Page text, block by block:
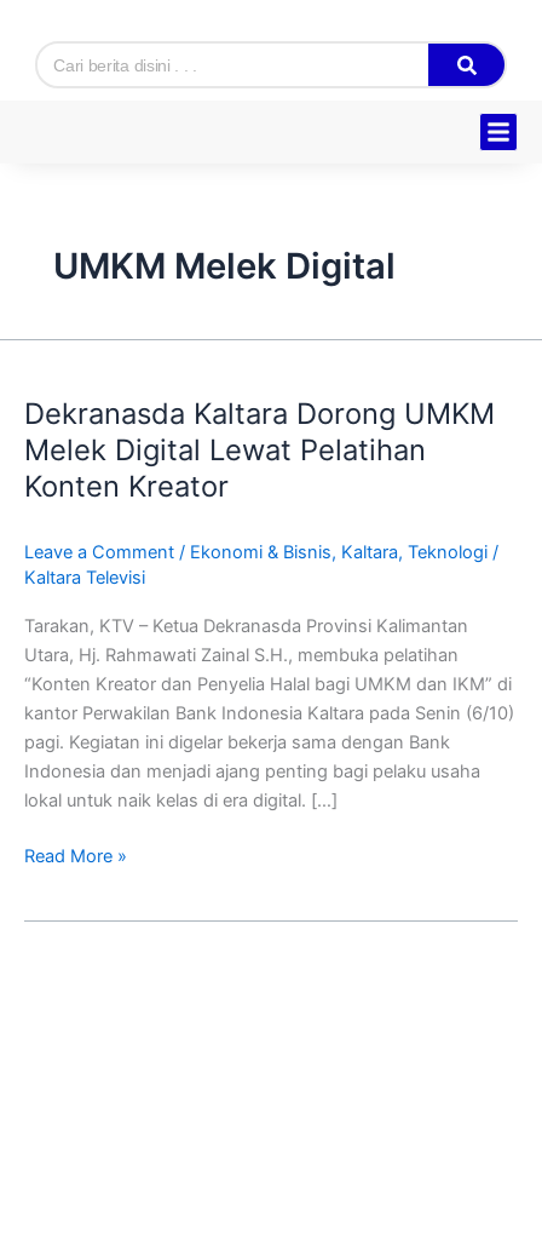
content
Search
UMKM Melek Digital
Dekranasda Kaltara Dorong UMKM
Melek Digital Lewat Pelatihan
Konten Kreator
Leave a Comment / Ekonomi & Bisnis, Kaltara, Teknologi /
Kaltara Televisi
Tarakan, KTV – Ketua Dekranasda Provinsi Kalimantan
Utara, Hj. Rahmawati Zainal S.H., membuka pelatihan
“Konten Kreator dan Penyelia Halal bagi UMKM dan IKM” di
kantor Perwakilan Bank Indonesia Kaltara pada Senin (6/10)
pagi. Kegiatan ini digelar bekerja sama dengan Bank
Indonesia dan menjadi ajang penting bagi pelaku usaha
lokal untuk naik kelas di era digital. […]
Dorong
UMKM
Melek
Digital
Pelatihan
Konten
Kreator
Read More »